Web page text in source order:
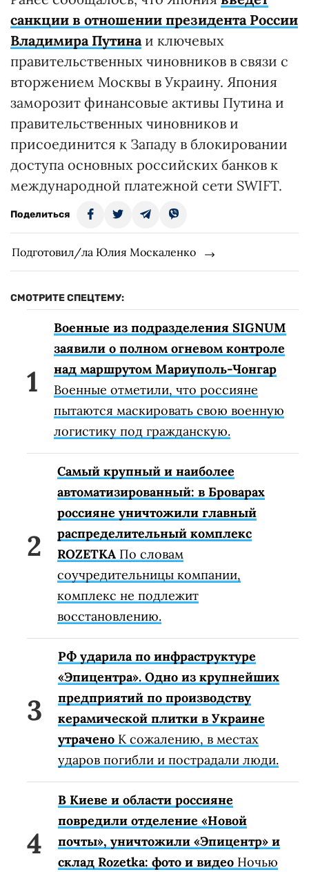
санкции в отношении президента России
Владимира Путинаи ключевых
правительственных чиновников в связи с
вторжением Москвы в Украину. Япония
заморозит финансовые активы Путина и
правительственных чиновников и
присоединится к Западу в блокировании
доступа основных российских банков к
международной платежной сети SWIFT.
Поделиться
Подготовил/ла Юлия Москаленко
СМОТРИТЕ СПЕЦТЕМУ:
Военные из подразделения SIGNUM
заявили о полном огневом контроле
над маршрутом Мариуполь-Чонгар
Военные отметили, что россияне
пытаются маскировать свою военную
логистику под гражданскую.
Самый крупный и наиболее
автоматизированный: в Броварах
россияне уничтожили главный
распределительный комплекс
ROZETKA По словам
соучредительницы компании,
комплекс не подлежит
восстановлению.
РФ ударила по инфраструктуре
«Эпицентра». Одно из крупнейших
предприятий по производству
керамической плитки в Украине
утрачено К сожалению, в местах
ударов погибли и пострадали люди.
В Киеве и области россияне
повредили отделение «Новой
почты», уничтожили «Эпицентр» и
склад Rozetka: фото и видео Ночью